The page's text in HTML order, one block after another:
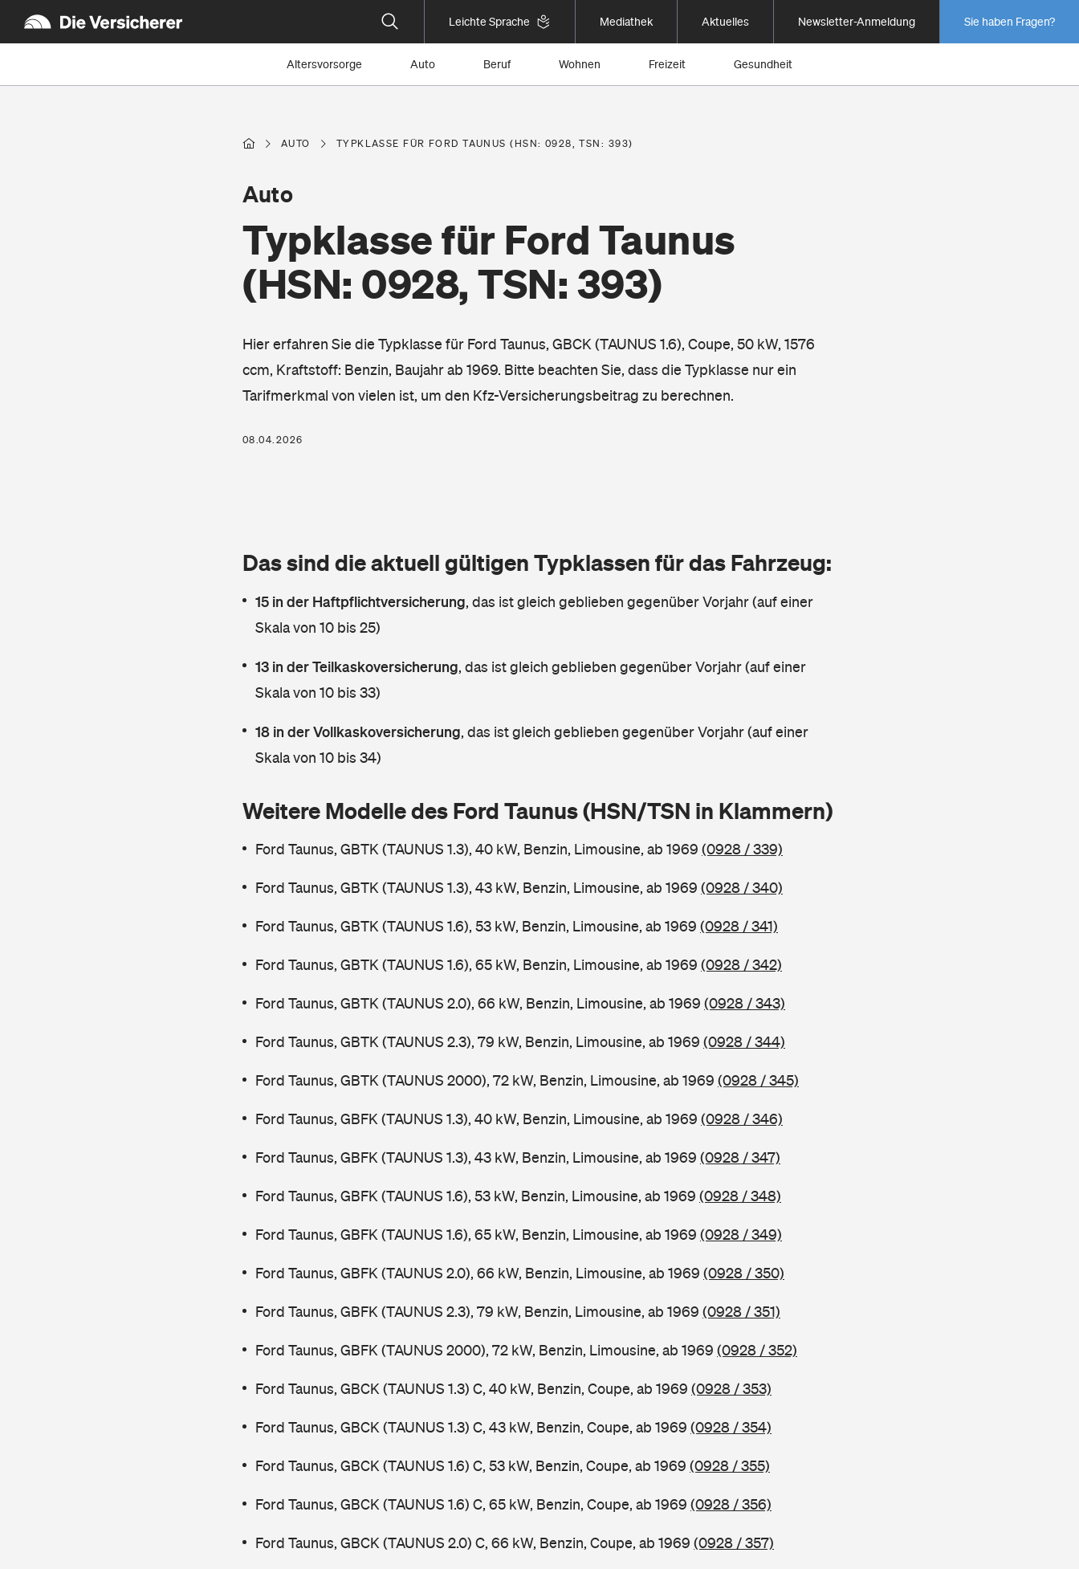
Leichte Sprache Mediathek Aktuelles Newsletter-Anmeldung Sie haben Fragen?
Altersvorsorge Auto Beruf Wohnen Freizeit Gesundheit
AUTO TYPKLASSE FÜR FORD TAUNUS (HSN: 0928, TSN: 393)
Typklasse für Ford Taunus
(HSN: 0928, TSN: 393)
Auto
Hier erfahren Sie die Typklasse für Ford Taunus, GBCK (TAUNUS 1.6), Coupe, 50 kW, 1576
ccm, Kraftstoff: Benzin, Baujahr ab 1969. Bitte beachten Sie, dass die Typklasse nur ein
Tarifmerkmal von vielen ist, um den Kfz-Versicherungsbeitrag zu berechnen.
08.04.2026
Das sind die aktuell gültigen Typklassen für das Fahrzeug:
15 in der Haftpflichtversicherung, das ist gleich geblieben gegenüber Vorjahr (auf einer
Skala von 10 bis 25)
13 in der Teilkaskoversicherung, das ist gleich geblieben gegenüber Vorjahr (auf einer
Skala von 10 bis 33)
18 in der Vollkaskoversicherung, das ist gleich geblieben gegenüber Vorjahr (auf einer
Skala von 10 bis 34)
Weitere Modelle des Ford Taunus (HSN/TSN in Klammern)
Ford Taunus, GBTK (TAUNUS 1.3), 40 kW, Benzin, Limousine, ab 1969 (0928 / 339)
Ford Taunus, GBTK (TAUNUS 1.3), 43 kW, Benzin, Limousine, ab 1969 (0928 / 340)
Ford Taunus, GBTK (TAUNUS 1.6), 53 kW, Benzin, Limousine, ab 1969 (0928 / 341)
Ford Taunus, GBTK (TAUNUS 1.6), 65 kW, Benzin, Limousine, ab 1969 (0928 / 342)
Ford Taunus, GBTK (TAUNUS 2.0), 66 kW, Benzin, Limousine, ab 1969 (0928 / 343)
Ford Taunus, GBTK (TAUNUS 2.3), 79 kW, Benzin, Limousine, ab 1969 (0928 / 344)
Ford Taunus, GBTK (TAUNUS 2000), 72 kW, Benzin, Limousine, ab 1969 (0928 / 345)
Ford Taunus, GBFK (TAUNUS 1.3), 40 kW, Benzin, Limousine, ab 1969 (0928 / 346)
Ford Taunus, GBFK (TAUNUS 1.3), 43 kW, Benzin, Limousine, ab 1969 (0928 / 347)
Ford Taunus, GBFK (TAUNUS 1.6), 53 kW, Benzin, Limousine, ab 1969 (0928 / 348)
Ford Taunus, GBFK (TAUNUS 1.6), 65 kW, Benzin, Limousine, ab 1969 (0928 / 349)
Ford Taunus, GBFK (TAUNUS 2.0), 66 kW, Benzin, Limousine, ab 1969 (0928 / 350)
Ford Taunus, GBFK (TAUNUS 2.3), 79 kW, Benzin, Limousine, ab 1969 (0928 / 351)
Ford Taunus, GBFK (TAUNUS 2000), 72 kW, Benzin, Limousine, ab 1969 (0928 / 352)
Ford Taunus, GBCK (TAUNUS 1.3) C, 40 kW, Benzin, Coupe, ab 1969 (0928 / 353)
Ford Taunus, GBCK (TAUNUS 1.3) C, 43 kW, Benzin, Coupe, ab 1969 (0928 / 354)
Ford Taunus, GBCK (TAUNUS 1.6) C, 53 kW, Benzin, Coupe, ab 1969 (0928 / 355)
Ford Taunus, GBCK (TAUNUS 1.6) C, 65 kW, Benzin, Coupe, ab 1969 (0928 / 356)
Ford Taunus, GBCK (TAUNUS 2.0) C, 66 kW, Benzin, Coupe, ab 1969 (0928 / 357)